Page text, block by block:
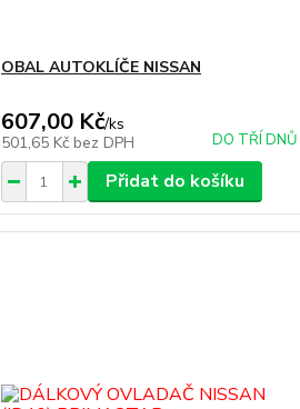
OBAL AUTOKLÍČE NISSAN
607,00 Kč/ks
501,65 Kč bez DPH DO TŘÍ DNŮ
Přidat do košíku